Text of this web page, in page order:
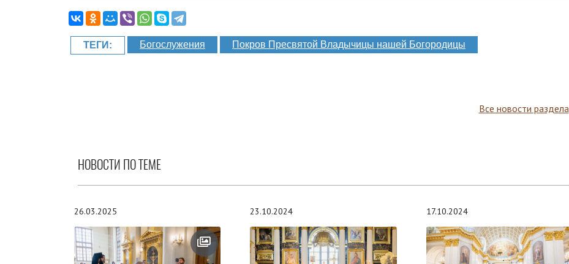
ТЕГИ: Богослужения Покров Пресвятой Владычицы нашей Богородицы
Все новости раздела
НОВОСТИ ПО ТЕМЕ
26.03.2025 23.10.2024 17.10.2024